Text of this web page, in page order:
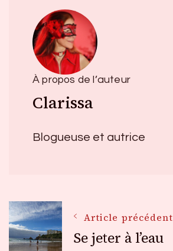
À propos de l’auteur
Clarissa
Blogueuse et autrice
Navigation
Article précédent
Se jeter à l’eau